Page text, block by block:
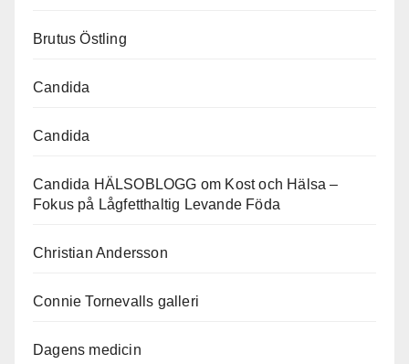
Brutus Östling
Candida
Candida
Candida HÄLSOBLOGG om Kost och Hälsa –
Fokus på Lågfetthaltig Levande Föda
Christian Andersson
Connie Tornevalls galleri
Dagens medicin